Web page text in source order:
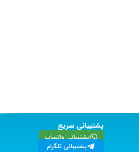
پشتیبانی سریع
پشتیبانی واتساپ
پشتیبانی تلگرام